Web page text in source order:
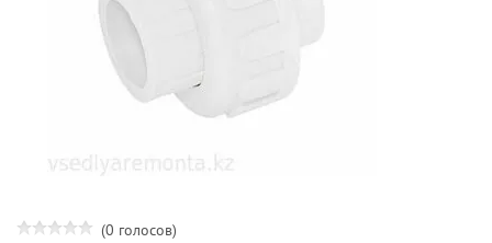
(0 голосов)